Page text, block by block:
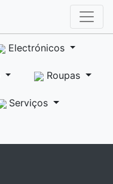
Electrónicos
Roupas
Serviços